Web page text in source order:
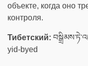
объекте, когда оно
контроля.
Тибетский:
yid-byed